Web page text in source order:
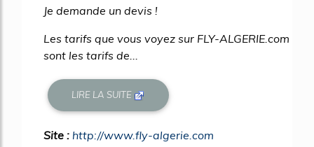
Je demande un devis !
Les tarifs que vous voyez sur FLY-ALGERIE.com
sont les tarifs de...
LIRE LA SUITE
Site : http://www.fly-algerie.com